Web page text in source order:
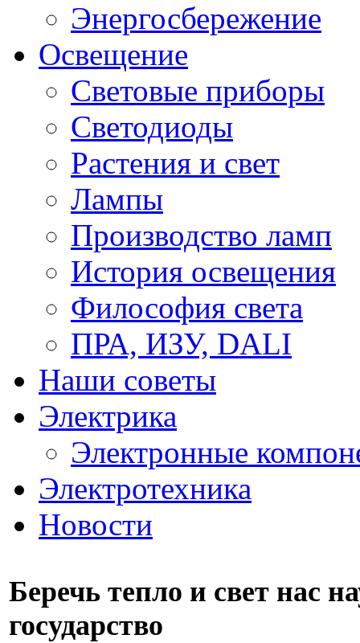
Энергосбережение
Освещение
Световые приборы
Светодиоды
Растения и свет
Лампы
Производство ламп
История освещения
Философия света
ПРА, ИЗУ, DALI
Наши советы
Электрика
Электронные
Электротехника
Новости
Беречь тепло и свет нас
государство